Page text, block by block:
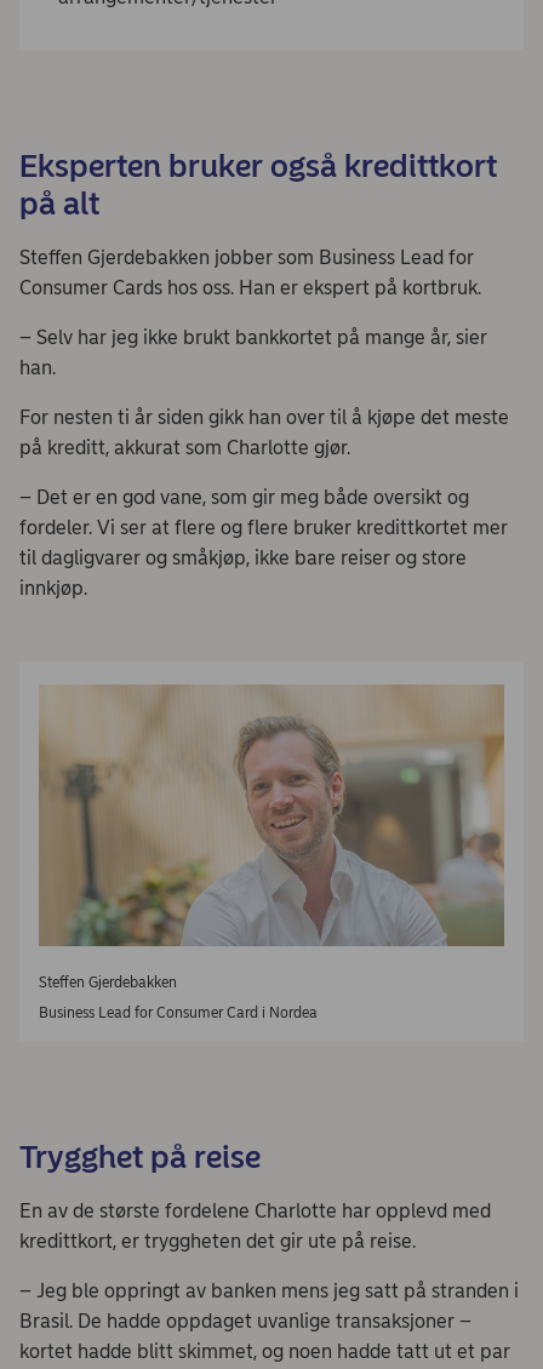
Eksperten bruker også kredittkort
på alt
Steffen Gjerdebakken jobber som Business Lead for
Consumer Cards hos oss. Han er ekspert på kortbruk.
– Selv har jeg ikke brukt bankkortet på mange år, sier
han.
For nesten ti år siden gikk han over til å kjøpe det meste
på kreditt, akkurat som Charlotte gjør.
– Det er en god vane, som gir meg både oversikt og
fordeler. Vi ser at flere og flere bruker kredittkortet mer
til dagligvarer og småkjøp, ikke bare reiser og store
innkjøp.
Steffen Gjerdebakken
Business Lead for Consumer Card i Nordea
Trygghet på reise
En av de største fordelene Charlotte har opplevd med
kredittkort, er tryggheten det gir ute på reise.
– Jeg ble oppringt av banken mens jeg satt på stranden i
Brasil. De hadde oppdaget uvanlige transaksjoner –
kortet hadde blitt skimmet, og noen hadde tatt ut et par